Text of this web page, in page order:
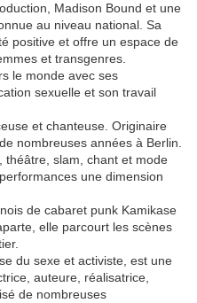
Madison Bound et une
au niveau national. Sa
positive et offre un espace de
et transgenres.
le monde avec ses
sexuelle et son travail
et chanteuse. Originaire
nombreuses années à Berlin.
théâtre, slam, chant et mode
une dimension
de cabaret punk Kamikase
elle parcourt les scènes
du sexe et activiste, est une
auteure, réalisatrice,
de nombreuses